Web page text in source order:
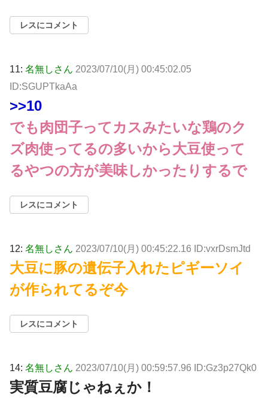
レスにコメント
11: 名無しさん 2023/07/10(月) 00:45:02.05
ID:SGUPTkaAa
>>10
でも肉団子ってカスみたいな鶏のク
ズ肉使ってるの多いから大豆使って
るやつの方が美味しかったりするで
レスにコメント
12: 名無しさん 2023/07/10(月) 00:45:22.16 ID:vxrDsmJtd
大豆に豚の遺伝子入れたピギーソイ
が作られてるぞ今
レスにコメント
14: 名無しさん 2023/07/10(月) 00:59:57.96 ID:Gz3p27Qk0
実質豆腐じゃねぇか！